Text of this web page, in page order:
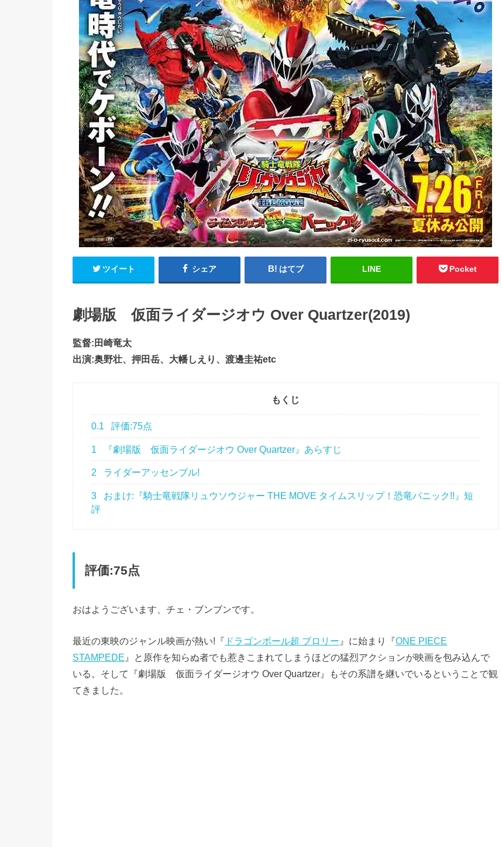
ツイート シェア はてブ LINE Pocket
劇場版 仮面ライダージオウ Over Quartzer(2019)
監督:田崎竜太
出演:奥野壮、押田岳、大幡しえり、渡邊圭祐etc
もくじ
0.1 評価:75点
1 『劇場版 仮面ライダージオウ Over Quartzer』あらすじ
2 ライダーアッセンブル!
3
おまけ:『騎士竜戦隊リュウソウジャー THE MOVE タイムスリップ！恐竜パニック!!』短
評
評価:75点
おはようございます、チェ・ブンブンです。
最近の東映のジャンル映画が熱い!『 ドラゴンボール超 ブロリー 』に始まり『ONE PIECE
STAMPEDE 』と原作を知らぬ者でも惹きこまれてしまうほどの猛烈アクションが映画を包み込んで
いる。そして『劇場版 仮面ライダージオウ Over Quartzer』もその系譜を継いでいるということで観
てきました。